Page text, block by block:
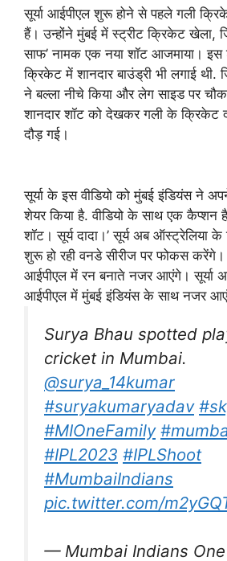
सूर्या आईपीएल शुरू होने से पहले गली
हैं। उन्होंने मुंबई में स्ट्रीट क्रिकेट खेला,
साफ’ नामक एक नया शॉट आजमाया। इस
क्रिकेट में शानदार बाउंड्री भी लगाई थी.
ने बल्ला नीचे किया और लेग साइड पर
शानदार शॉट को देखकर गली के क्रिकेट
दौड़ गई।
सूर्या के इस वीडियो को मुंबई इंडियंस ने
शेयर किया है. वीडियो के साथ एक कैप्शन
शॉट। सूर्य दादा।’ सूर्य अब ऑस्ट्रेलिया
शुरू हो रही वनडे सीरीज पर फोकस
आईपीएल में रन बनाते नजर आएंगे। सूर्या
आईपीएल में मुंबई इंडियंस के साथ नजर
Surya Bhau spotted
cricket in Mumbai.
@surya_14kumar
#suryakumaryadav
#MIOneFamily
#IPL2023 #IPLShoot
#MumbaiIndians
pic.twitter.com/
— Mumbai Indians